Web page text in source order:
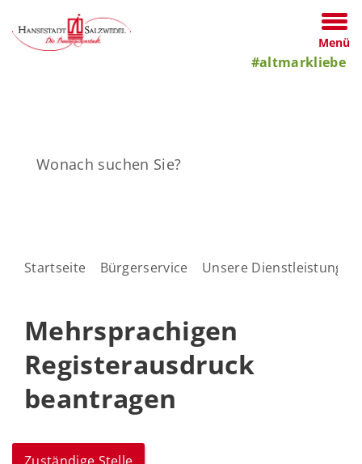
Menü
#altmarkliebe
Startseite Bürgerservice Unsere Dienstleistungen
Mehrsprachigen
Registerausdruck
beantragen